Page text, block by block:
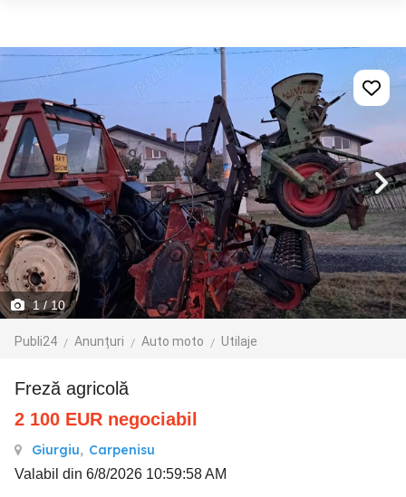
1/ 10
Publi24 Anunțuri Auto moto Utilaje
freză agricolă
2 100 EUR negociabil
Giurgiu, Carpenisu
Valabil din 6/8/2026 10:59:58 AM